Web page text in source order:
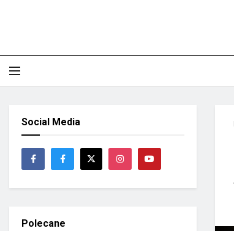
Social Media
Polecane